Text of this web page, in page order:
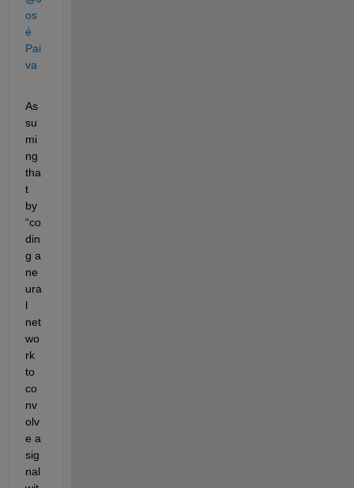
os
é
Pai
va
As
su
mi
ng
tha
t
by
“co
din
g a
ne
ura
l
net
wo
rk
to
co
nv
olv
e a
sig
nal